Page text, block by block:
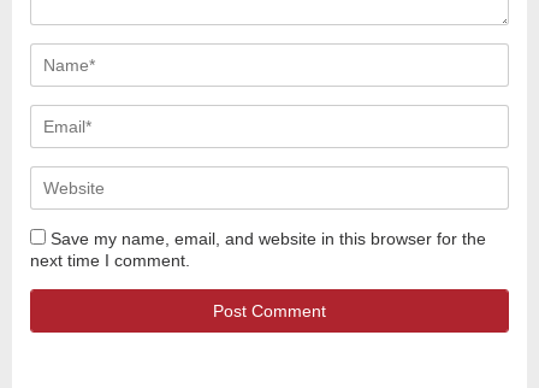
Save my name, email, and website in this browser for the
next time I comment.